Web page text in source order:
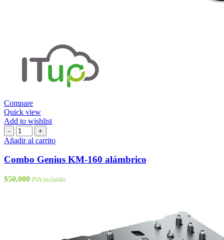
Compare
Quick view
Add to wishlist
-
Combo
Genius
160
alámbrico
cantidad
+
Añadir al carrito
Combo Genius KM-160 alámbrico
$50,000 IVA incluído